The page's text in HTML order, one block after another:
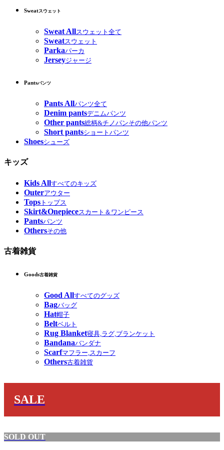
Sweatスウェット
Sweat Allスウェット全て
Sweatスウェット
Parkaパーカ
Jerseyジャージ
Pantsパンツ
Pants Allパンツ全て
Denim pantsデニムパンツ
Other pants総柄&チノパンその他パンツ
Short pantsショートパンツ
Shoesシューズ
キッズ
Kids Allすべてのキッズ
Outerアウター
Tops トップス
Skirt&Onepieceスカート＆ワンピース
Pantsパンツ
Othersその他
古着雑貨
Goods古着雑貨
Good Allすべてのグッズ
Bagバッグ
Hat帽子
Beltベルト
Rug Blanket寝具,ラグ,ブランケット
Bandanaバンダナ
Scarfマフラー,スカーフ
Others古着雑貨
SALE
SOLD OUT